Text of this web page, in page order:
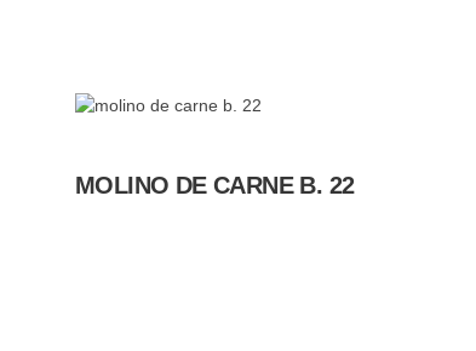
MOLINO DE CARNE B. 22